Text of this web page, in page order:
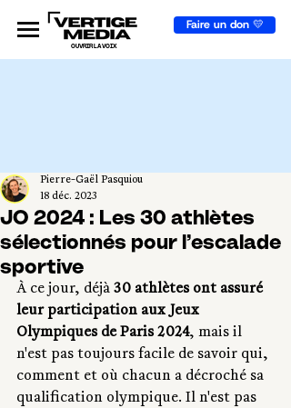
Faire un don 💛
OUVRIR LA VOIX
JO 2024 : Les 30 athlètes
sélectionnés pour l’escalade
sportive
Pierre-Gaël Pasquiou
18 déc. 2023
À ce jour, déjà 30 athlètes ont assuré
leur participation aux Jeux
Olympiques de Paris 2024, mais il
n'est pas toujours facile de savoir qui,
comment et où chacun a décroché sa
qualification olympique. Il n'est pas